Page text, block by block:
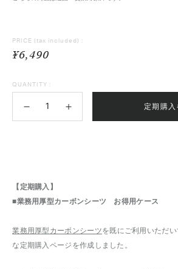
PRICE (tax included) :
¥6,490
QUANTITY :
定期購入
【定期購入】
■業務用厚型カーボンシーツ お得用ケース
業務用厚型カーボンシーツを既にご利用いただ
な定期購入ページを作成しました。